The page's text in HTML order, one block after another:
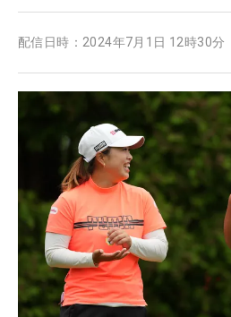
配信日時： 2024年7月1日 12時30分